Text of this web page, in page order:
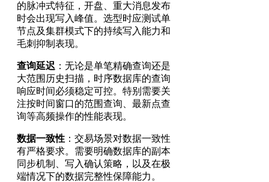
的脉冲式特征，开盘、重大消息发布
时会出现写入峰值。选型时应测试单
节点及集群模式下的持续写入能力和
毛刺抑制表现。
查询延迟 ：无论是单笔精确查询还是
大范围历史扫描，时序数据库的查询
响应时间必须稳定可控。特别需要关
注按时间窗口的范围查询、最新点查
询等高频操作的性能表现。
数据一致性 ：交易场景对数据一致性
有严格要求。需要明确数据库的副本
同步机制、写入确认策略，以及在极
端情况下的数据完整性保障能力。